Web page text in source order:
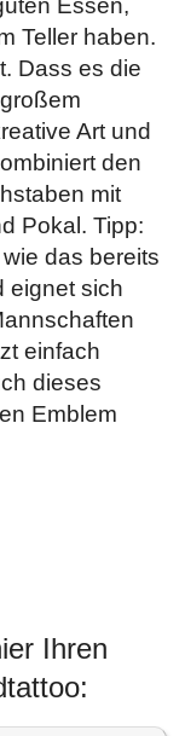
Essen,
Teller haben.
Dass es die
Art und
den
mit
Pokal. Tipp:
das bereits
eignet sich
einfach
dieses
Emblem
Ihren